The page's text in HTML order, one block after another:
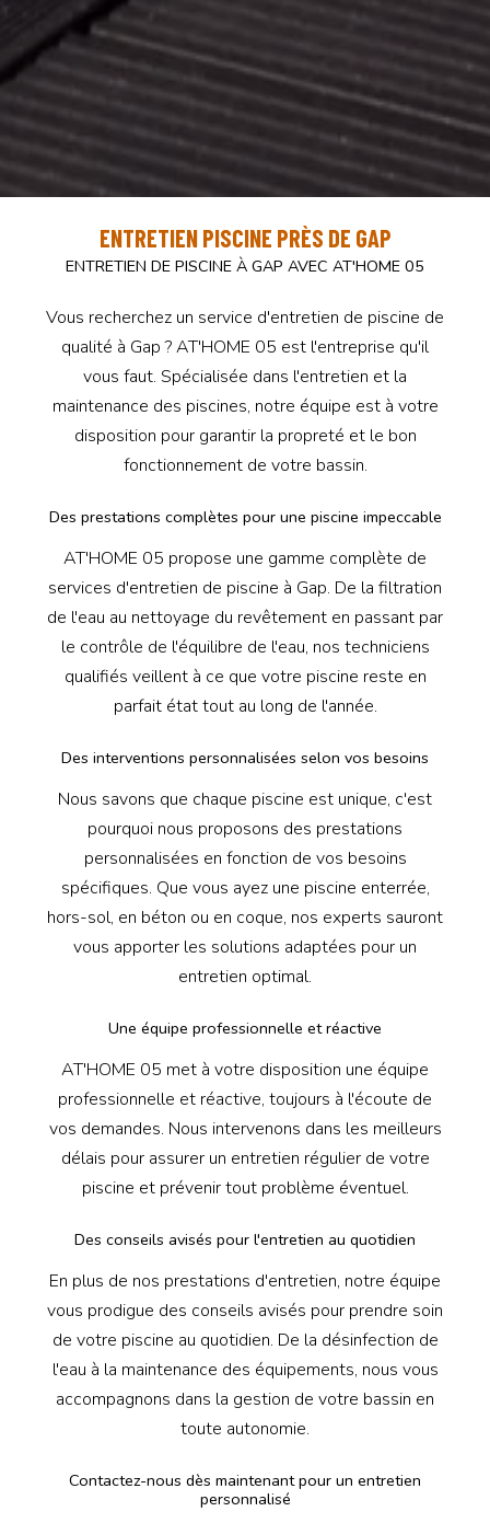
ENTRETIEN PISCINE PRÈS DE GAP
ENTRETIEN DE PISCINE À GAP AVEC AT'HOME 05
Vous recherchez un service d'entretien de piscine de
qualité à Gap ? AT'HOME 05 est l'entreprise qu'il
vous faut. Spécialisée dans l'entretien et la
maintenance des piscines, notre équipe est à votre
disposition pour garantir la propreté et le bon
fonctionnement de votre bassin.
Des prestations complètes pour une piscine impeccable
AT'HOME 05 propose une gamme complète de
services d'entretien de piscine à Gap. De la filtration
de l'eau au nettoyage du revêtement en passant par
le contrôle de l'équilibre de l'eau, nos techniciens
qualifiés veillent à ce que votre piscine reste en
parfait état tout au long de l'année.
Des interventions personnalisées selon vos besoins
Nous savons que chaque piscine est unique, c'est
pourquoi nous proposons des prestations
personnalisées en fonction de vos besoins
spécifiques. Que vous ayez une piscine enterrée,
hors-sol, en béton ou en coque, nos experts sauront
vous apporter les solutions adaptées pour un
entretien optimal.
Une équipe professionnelle et réactive
AT'HOME 05 met à votre disposition une équipe
professionnelle et réactive, toujours à l'écoute de
vos demandes. Nous intervenons dans les meilleurs
délais pour assurer un entretien régulier de votre
piscine et prévenir tout problème éventuel.
Des conseils avisés pour l'entretien au quotidien
En plus de nos prestations d'entretien, notre équipe
vous prodigue des conseils avisés pour prendre soin
de votre piscine au quotidien. De la désinfection de
l'eau à la maintenance des équipements, nous vous
accompagnons dans la gestion de votre bassin en
toute autonomie.
Contactez-nous dès maintenant pour un entretien
personnalisé